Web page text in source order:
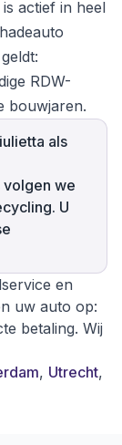
actief in heel
RDW-
bouwjaren.
als
we
U
en
uw auto op:
betaling. Wij
, Utrecht,